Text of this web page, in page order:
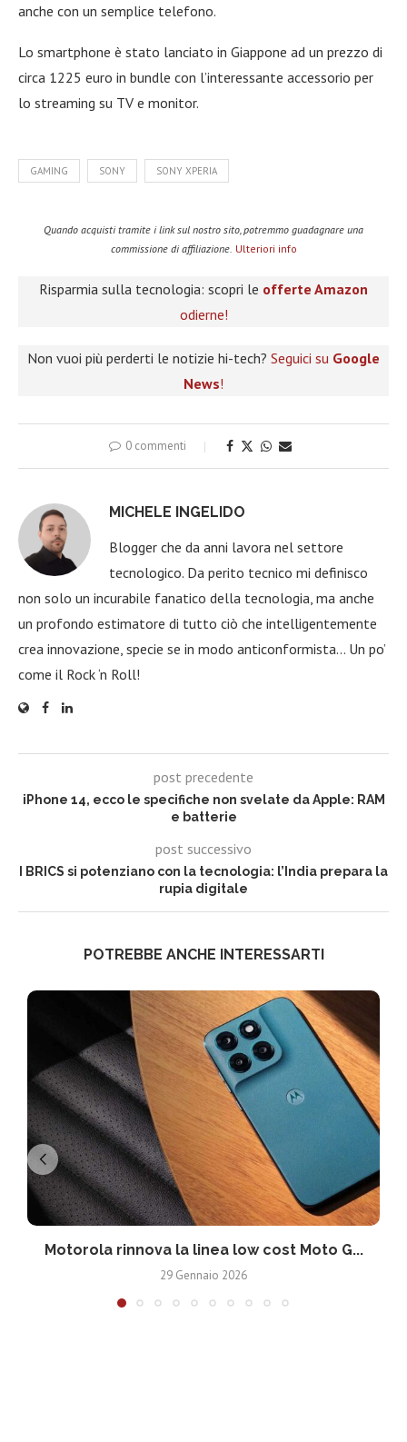
anche con un semplice telefono.
Lo smartphone è stato lanciato in Giappone ad un prezzo di
circa 1225 euro in bundle con l’interessante accessorio per
lo streaming su TV e monitor.
GAMING SONY SONY XPERIA
Quando acquisti tramite i link sul nostro sito, potremmo guadagnare una
commissione di affiliazione. Ulteriori info
Risparmia sulla tecnologia: scopri le offerte Amazon
odierne!
Non vuoi più perderti le notizie hi-tech? Seguici su Google
News!
0 commenti
MICHELE INGELIDO
Blogger che da anni lavora nel settore
tecnologico. Da perito tecnico mi definisco
non solo un incurabile fanatico della tecnologia, ma anche
un profondo estimatore di tutto ciò che intelligentemente
crea innovazione, specie se in modo anticonformista… Un po’
come il Rock ‘n Roll!
post precedente
iPhone 14, ecco le specifiche non svelate da Apple: RAM
e batterie
post successivo
I BRICS si potenziano con la tecnologia: l’India prepara la
rupia digitale
POTREBBE ANCHE INTERESSARTI
Motorola rinnova la linea low cost Moto G...
29 Gennaio 2026